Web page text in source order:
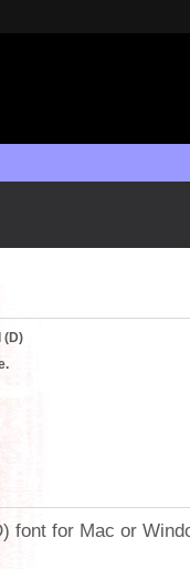
(D)
font for Mac or